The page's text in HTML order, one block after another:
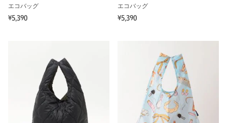
エコバッグ
¥5,390
エコバッグ
¥5,390